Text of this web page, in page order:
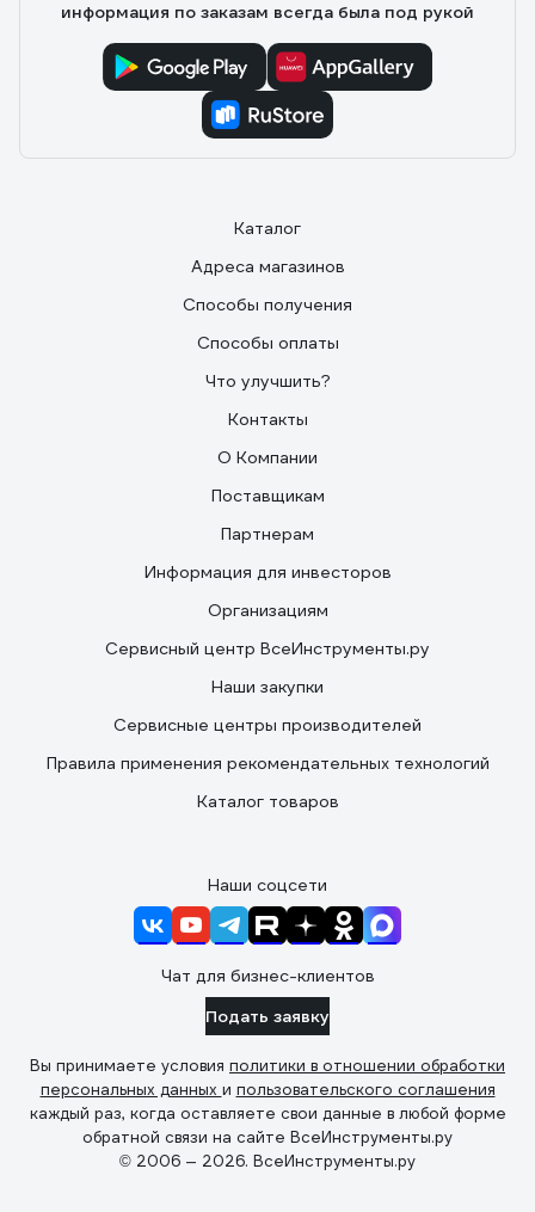
информация по заказам всегда была под рукой
Каталог
Адреса магазинов
Способы получения
Способы оплаты
Что улучшить?
Контакты
О Компании
Поставщикам
Партнерам
Информация для инвесторов
Организациям
Сервисный центр ВсеИнструменты.ру
Наши закупки
Сервисные центры производителей
Правила применения рекомендательных технологий
Каталог товаров
Наши соцсети
Чат для бизнес-клиентов
Подать заявку
Вы принимаете условия политики в отношении обработки
персональных данных и пользовательского соглашения
каждый раз, когда оставляете свои данные в любой форме
обратной связи на сайте ВсеИнструменты.ру
© 2006 — 2026. ВсеИнструменты.ру